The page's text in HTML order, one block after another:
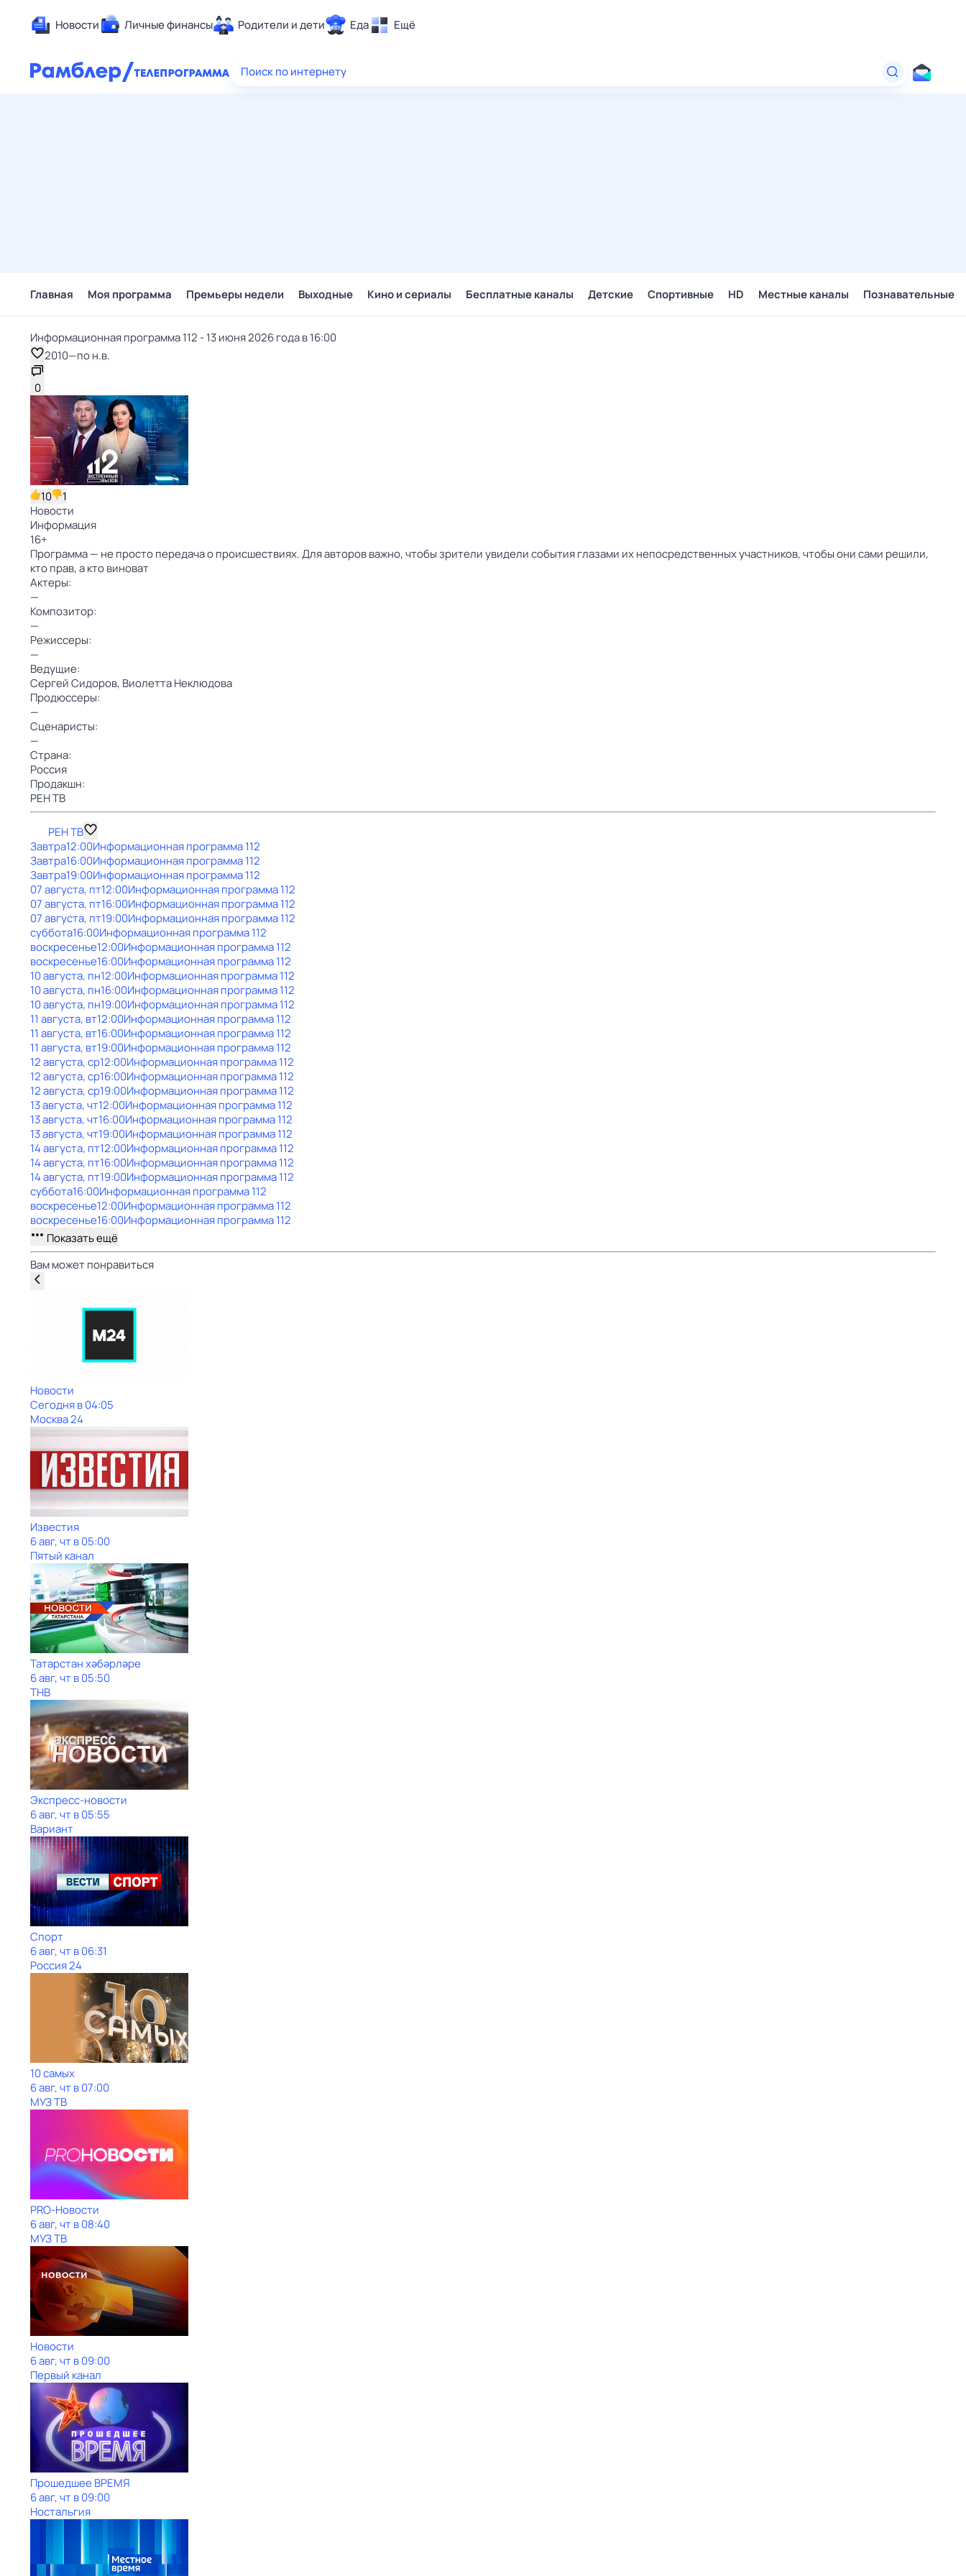
Новости Личные финансы Родители и дети Еда Ещё
Здоровье
Поиск по интернету
Главная Моя программа Премьеры недели Выходные Кино и сериалы Бесплатные каналы Детские Спортивные HD Местные каналы Познавательные
Информационная программа 112 - 13 июня 2026 года в 16:00
2010—по н.в.
0
10
1
Новости
Информация
16+
Программа — не просто передача о происшествиях. Для авторов важно, чтобы зрители увидели события глазами их непосредственных участников, чтобы они сами решили,
кто прав, а кто виноват
Актеры:
—
Композитор:
—
Режиссеры:
—
Ведущие:
Сергей Сидоров, Виолетта Неклюдова
Продюссеры:
—
Сценаристы:
—
Страна:
Россия
Продакшн:
РЕН ТВ
РЕН ТВ
Завтра12:00Информационная программа 112
Завтра16:00Информационная программа 112
Завтра19:00Информационная программа 112
07 августа, пт12:00Информационная программа 112
07 августа, пт16:00Информационная программа 112
07 августа, пт19:00Информационная программа 112
суббота16:00Информационная программа 112
воскресенье12:00Информационная программа 112
воскресенье16:00Информационная программа 112
10 августа, пн12:00Информационная программа 112
10 августа, пн16:00Информационная программа 112
10 августа, пн19:00Информационная программа 112
11 августа, вт12:00Информационная программа 112
11 августа, вт16:00Информационная программа 112
11 августа, вт19:00Информационная программа 112
12 августа, ср12:00Информационная программа 112
12 августа, ср16:00Информационная программа 112
12 августа, ср19:00Информационная программа 112
13 августа, чт12:00Информационная программа 112
13 августа, чт16:00Информационная программа 112
13 августа, чт19:00Информационная программа 112
14 августа, пт12:00Информационная программа 112
14 августа, пт16:00Информационная программа 112
14 августа, пт19:00Информационная программа 112
суббота16:00Информационная программа 112
воскресенье12:00Информационная программа 112
воскресенье16:00Информационная программа 112
Показать ещё
Вам может понравиться
Новости
Сегодня в 04:05
Москва 24
Известия
6 авг, чт в 05:00
Пятый канал
Татарстан хәбәрләре
6 авг, чт в 05:50
ТНВ
Экспресс-новости
6 авг, чт в 05:55
Вариант
Спорт
6 авг, чт в 06:31
Россия 24
10 самых
6 авг, чт в 07:00
МУЗ ТВ
PRO-Новости
6 авг, чт в 08:40
МУЗ ТВ
Новости
6 авг, чт в 09:00
Первый канал
Прошедшее ВРЕМЯ
6 авг, чт в 09:00
Ностальгия